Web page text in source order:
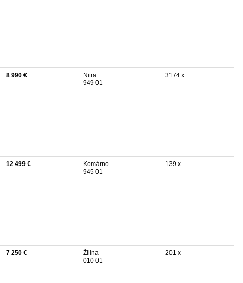
8 990 €
Nitra
949 01
3174 x
12 499 €
Komárno
945 01
139 x
7 250 €
Žilina
010 01
201 x